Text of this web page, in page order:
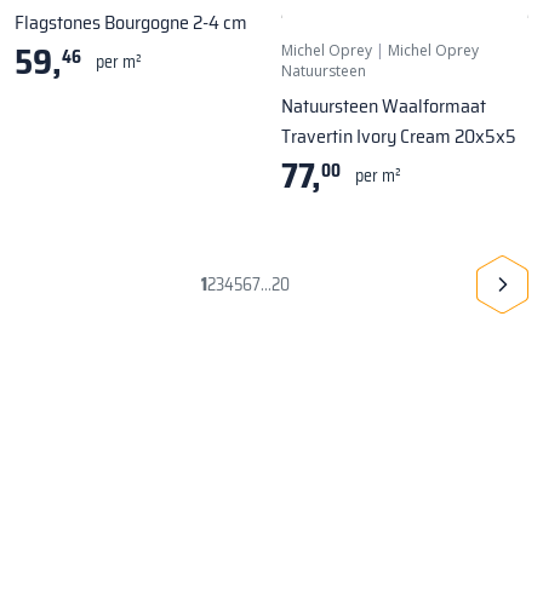
Flagstones Bourgogne 2-4 cm
59,46 per m² Michel Oprey| Michel Oprey
Natuursteen
Natuursteen Waalformaat
Travertin Ivory Cream 20x5x5
77,00 per m²
1234567...20